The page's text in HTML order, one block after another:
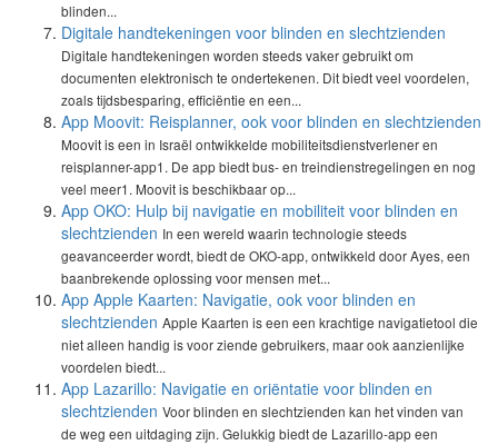
blinden...
Digitale handtekeningen voor blinden en slechtzienden
Digitale handtekeningen worden steeds vaker gebruikt om
documenten elektronisch te ondertekenen. Dit biedt veel voordelen,
zoals tijdsbesparing, efficiëntie en een...
App Moovit: Reisplanner, ook voor blinden en slechtzienden
Moovit is een in Israël ontwikkelde mobiliteitsdienstverlener en
reisplanner-app1. De app biedt bus- en treindienstregelingen en nog
veel meer1. Moovit is beschikbaar op...
App OKO: Hulp bij navigatie en mobiliteit voor blinden en
slechtzienden In een wereld waarin technologie steeds
geavanceerder wordt, biedt de OKO-app, ontwikkeld door Ayes, een
baanbrekende oplossing voor mensen met...
App Apple Kaarten: Navigatie, ook voor blinden en
slechtzienden Apple Kaarten is een een krachtige navigatietool die
niet alleen handig is voor ziende gebruikers, maar ook aanzienlijke
voordelen biedt...
App Lazarillo: Navigatie en oriëntatie voor blinden en
slechtzienden Voor blinden en slechtzienden kan het vinden van
de weg een uitdaging zijn. Gelukkig biedt de Lazarillo-app een